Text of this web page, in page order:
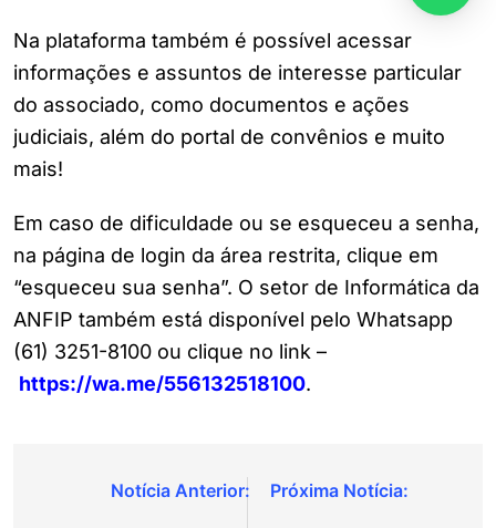
Na plataforma também é possível acessar
informações e assuntos de interesse particular
do associado, como documentos e ações
judiciais, além do portal de convênios e muito
mais!
Em caso de dificuldade ou se esqueceu a senha,
na página de login da área restrita, clique em
“esqueceu sua senha”. O setor de Informática da
ANFIP também está disponível pelo Whatsapp
(61) 3251-8100 ou clique no link –
https://wa.me/556132518100.
Navegação